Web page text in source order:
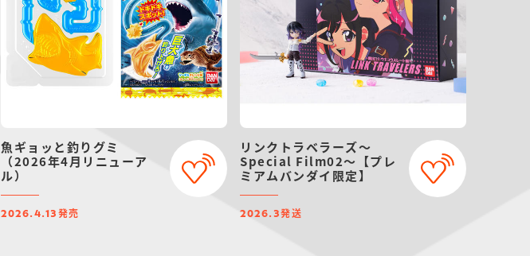
魚ギョッと釣りグミ
（2026年4月リニューア
ル）
2026.4.13 発売
リンクトラベラーズ～
Special Film02～【プレ
ミアムバンダイ限定】
2026.3発送